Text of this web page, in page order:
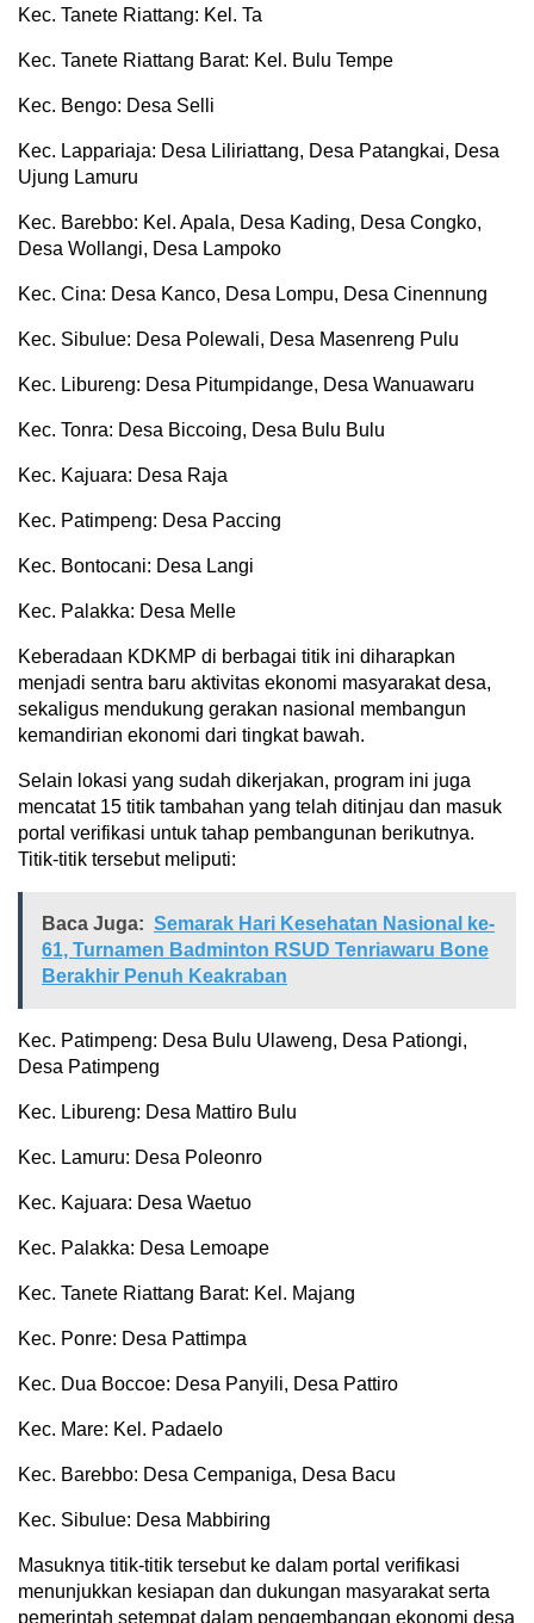
Kec. Tanete Riattang: Kel. Ta
Kec. Tanete Riattang Barat: Kel. Bulu Tempe
Kec. Bengo: Desa Selli
Kec. Lappariaja: Desa Liliriattang, Desa Patangkai, Desa
Ujung Lamuru
Kec. Barebbo: Kel. Apala, Desa Kading, Desa Congko,
Desa Wollangi, Desa Lampoko
Kec. Cina: Desa Kanco, Desa Lompu, Desa Cinennung
Kec. Sibulue: Desa Polewali, Desa Masenreng Pulu
Kec. Libureng: Desa Pitumpidange, Desa Wanuawaru
Kec. Tonra: Desa Biccoing, Desa Bulu Bulu
Kec. Kajuara: Desa Raja
Kec. Patimpeng: Desa Paccing
Kec. Bontocani: Desa Langi
Kec. Palakka: Desa Melle
Keberadaan KDKMP di berbagai titik ini diharapkan
menjadi sentra baru aktivitas ekonomi masyarakat desa,
sekaligus mendukung gerakan nasional membangun
kemandirian ekonomi dari tingkat bawah.
Selain lokasi yang sudah dikerjakan, program ini juga
mencatat 15 titik tambahan yang telah ditinjau dan masuk
portal verifikasi untuk tahap pembangunan berikutnya.
Titik-titik tersebut meliputi:
Baca Juga: Semarak Hari Kesehatan Nasional ke-
61, Turnamen Badminton RSUD Tenriawaru Bone
Berakhir Penuh Keakraban
Kec. Patimpeng: Desa Bulu Ulaweng, Desa Pationgi,
Desa Patimpeng
Kec. Libureng: Desa Mattiro Bulu
Kec. Lamuru: Desa Poleonro
Kec. Kajuara: Desa Waetuo
Kec. Palakka: Desa Lemoape
Kec. Tanete Riattang Barat: Kel. Majang
Kec. Ponre: Desa Pattimpa
Kec. Dua Boccoe: Desa Panyili, Desa Pattiro
Kec. Mare: Kel. Padaelo
Kec. Barebbo: Desa Cempaniga, Desa Bacu
Kec. Sibulue: Desa Mabbiring
Masuknya titik-titik tersebut ke dalam portal verifikasi
menunjukkan kesiapan dan dukungan masyarakat serta
pemerintah setempat dalam pengembangan ekonomi desa